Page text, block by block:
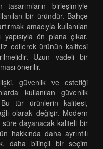
birleşimiyle
bir üründür. Bahçe
amacıyla kullanılan
ön plana çıkar.
edilerek ürünün kalitesi
Uzun vadeli bir
önerilir.
güvenlik ve estetiği
kullanılan güvenlik
tür ürünlerin kalitesi,
olarak değişir. Modern
süre dayanacak kaliteli bir
hakkında daha ayrıntılı
daha bilinçli bir seçim